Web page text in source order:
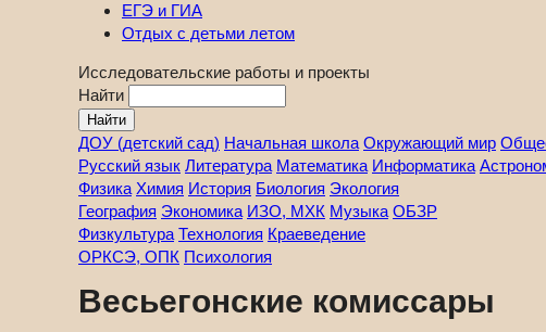
ЕГЭ и ГИА
Отдых с детьми летом
Исследовательские работы и проекты
Найти
ДОУ (детский сад) Начальная школа Окружающий мир
Русский язык Литература Математика Информатика
Физика Химия История Биология Экология
География Экономика ИЗО, МХК Музыка ОБЗР
Физкультура Технология Краеведение
ОРКСЭ, ОПК Психология
Весьегонские комиссары